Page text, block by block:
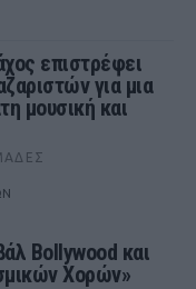
επιστρέφει
για μια
μουσική και
Bollywood και
Χορών»